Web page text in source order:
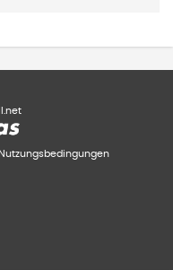
Nutzungsbedingungen